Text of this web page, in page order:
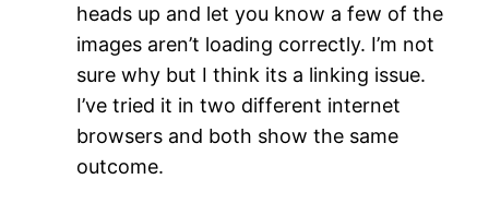
heads up and let you know a few of the
images aren’t loading correctly. I’m not
sure why but I think its a linking issue.
I’ve tried it in two different internet
browsers and both show the same
outcome.